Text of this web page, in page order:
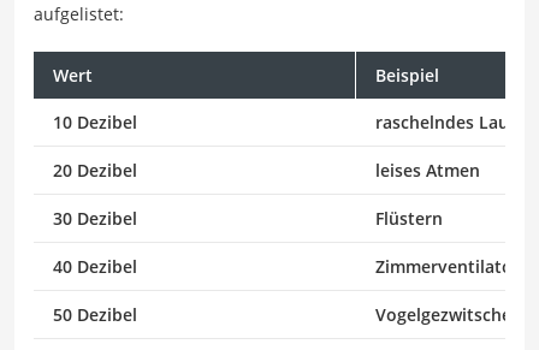
aufgelistet:
Wert Beispiel
10 Dezibel raschelndes Laub
20 Dezibel leises Atmen
30 Dezibel Flüstern
40 Dezibel Zimmerventilator
50 Dezibel Vogelgezwitscher